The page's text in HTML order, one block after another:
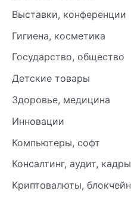
Выставки, конференции
Гигиена, косметика
Государство, общество
Детские товары
Здоровье, медицина
Инновации
Компьютеры, софт
Консалтинг, аудит, кадры
Криптовалюты, блокчейн